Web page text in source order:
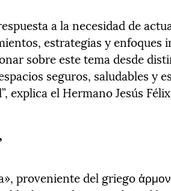
a la necesidad de
estrategias y enfoques
sobre este tema desde
seguros, saludables y
explica el Hermano Jesús
proveniente del griego